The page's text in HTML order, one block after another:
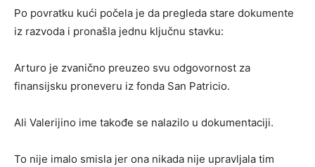
Po povratku kući počela je da pregleda stare dokumente
iz razvoda i pronašla jednu ključnu stavku:
Arturo je zvanično preuzeo svu odgovornost za
finansijsku proneveru iz fonda San Patricio.
Ali Valerijino ime takođe se nalazilo u dokumentaciji.
To nije imalo smisla jer ona nikada nije upravljala tim